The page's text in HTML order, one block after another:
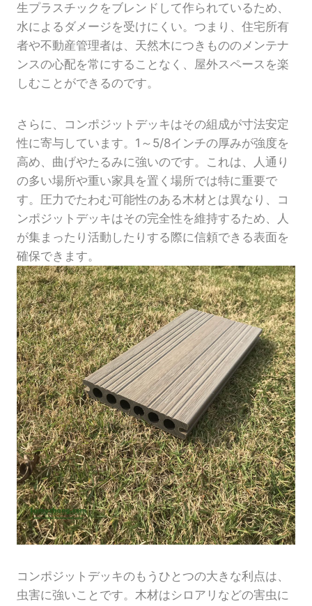
生プラスチックをブレンドして作られているため、
水によるダメージを受けにくい。つまり、住宅所有
者や不動産管理者は、天然木につきもののメンテナ
ンスの心配を常にすることなく、屋外スペースを楽
しむことができるのです。
さらに、コンポジットデッキはその組成が寸法安定
性に寄与しています。1～5/8インチの厚みが強度を
高め、曲げやたるみに強いのです。これは、人通り
の多い場所や重い家具を置く場所では特に重要で
す。圧力でたわむ可能性のある木材とは異なり、コ
ンポジットデッキはその完全性を維持するため、人
が集まったり活動したりする際に信頼できる表面を
確保できます。
コンポジットデッキのもうひとつの大きな利点は、
虫害に強いことです。木材はシロアリなどの害虫に